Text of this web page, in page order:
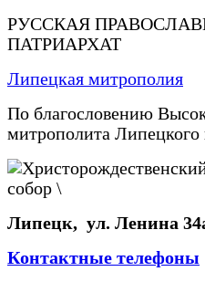
РУССКАЯ
ПАТРИАРХАТ
Липецкая митрополия
По благословению
митрополита Липецкого
Липецк, ул. Ленина
Контактные телефоны